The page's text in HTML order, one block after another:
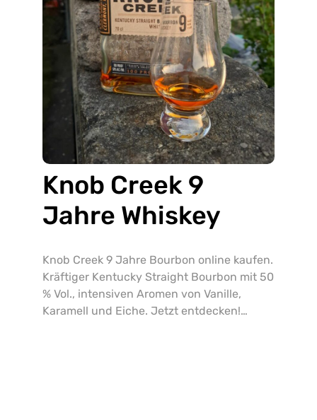
Knob Creek 9
Jahre Whiskey
Knob Creek 9 Jahre Bourbon online kaufen.
Kräftiger Kentucky Straight Bourbon mit 50
% Vol., intensiven Aromen von Vanille,
Karamell und Eiche. Jetzt entdecken!